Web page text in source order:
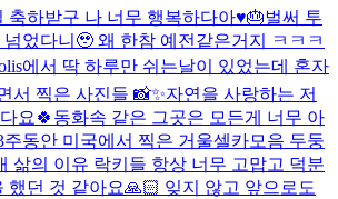
축하받구 나 너무 행복하다아♥️🎂벌써 투
었다니🥹 왜 한참 예전같은거지 ㅋㅋㅋ
에서 딱 하루만 쉬는날이 있었는데 혼자
서 찍은 사진들 📸✨자연을 사랑하는 저
요🍀동화속 같은 그곳은 모든게 너무 아
주동안 미국에서 찍은 거울셀카모음 두둥
삶의 이유 락키들 항상 너무 고맙고 덕분
했던 것 같아요🙏🏻 잊지 않고 앞으로도